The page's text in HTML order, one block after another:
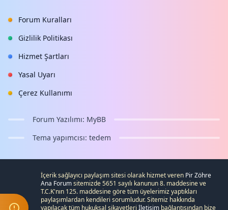
Forum Kuralları
Gizlilik Politikası
Hizmet Şartları
Yasal Uyarı
Çerez Kullanımı
Forum Yazılımı: MyBB
Tema yapımcısı: tedem
İçerik sağlayıcı paylaşım sitesi olarak hizmet veren Pir Zöhre
Ana Forumsitemizde 5651 sayılı kanunun 8. maddesine ve
T.C.K'nın 125. maddesine göre tüm üyelerimiz yaptıkları
paylaşımlardan kendileri sorumludur. Sitemiz hakkında
yapılacak tüm hukuksal şikayetleri İletişim bağlantısından bize